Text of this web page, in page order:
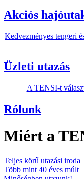
Akciós
Kedvezményes tengeri
Üzleti utazás
A TENSI-t
Rólunk
Miért a
Teljes körű utazási iroda
Több mint 40 éves múlt